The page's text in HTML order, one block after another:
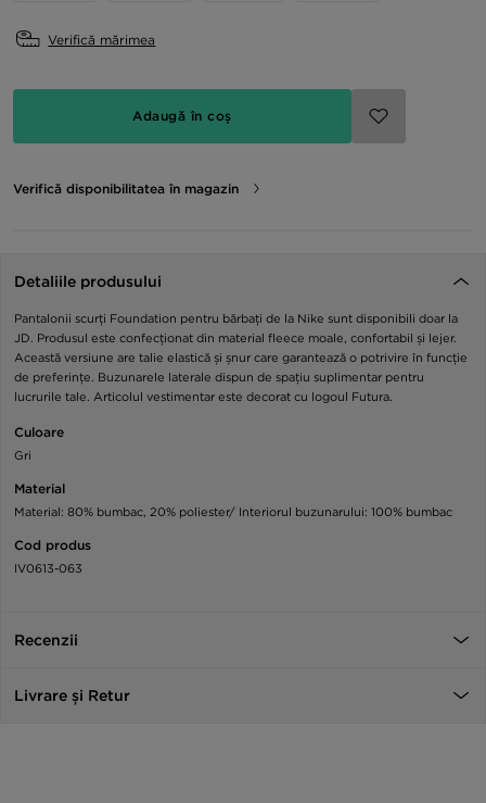
Verifică mărimea
Adaugă în coș
Verifică disponibilitatea în magazin
Detaliile produsului
Pantalonii scurți Foundation pentru bărbați de la Nike sunt disponibili doar la
JD. Produsul este confecționat din material fleece moale, confortabil și lejer.
Această versiune are talie elastică și șnur care garantează o potrivire în funcție
de preferințe. Buzunarele laterale dispun de spațiu suplimentar pentru
lucrurile tale. Articolul vestimentar este decorat cu logoul Futura.
Culoare
Gri
Material
Material: 80% bumbac, 20% poliester/ Interiorul buzunarului: 100% bumbac
Cod produs
IV0613-063
Recenzii
Livrare și Retur